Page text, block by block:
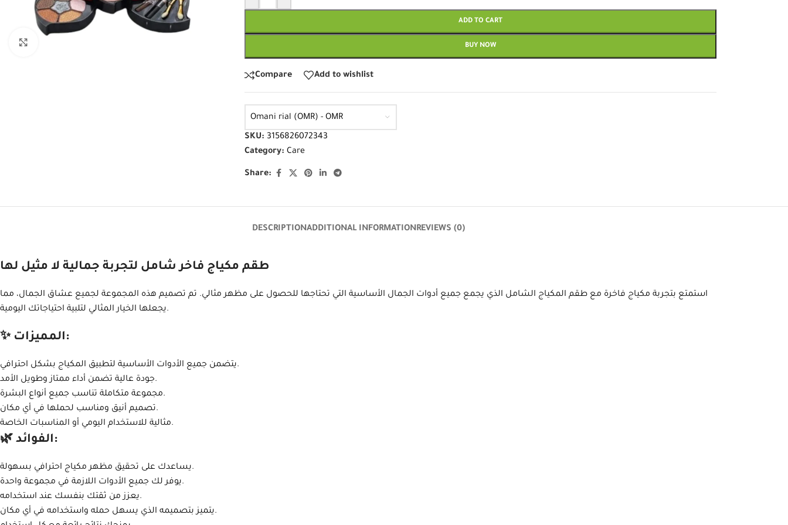
ADD TO CART
BUY NOW
Compare Add to wishlist
Omani rial (OMR) - OMR
SKU: 3156826072343
Category: Care
Share:
DESCRIPTIONADDITIONAL INFORMATIONREVIEWS (0)
طقم مكياج فاخر شامل لتجربة جمالية لا مثيل لها
استمتع بتجربة مكياج فاخرة مع طقم المكياج الشامل الذي يجمع جميع أدوات الجمال الأساسية التي تحتاجها للحصول على مظهر مثالي. تم تصميم هذه المجموعة لجميع عشاق الجمال، مما
يجعلها الخيار المثالي لتلبية احتياجاتك اليومية.
✨ المميزات:
يتضمن جميع الأدوات الأساسية لتطبيق المكياج بشكل احترافي.
جودة عالية تضمن أداء ممتاز وطويل الأمد.
مجموعة متكاملة تناسب جميع أنواع البشرة.
تصميم أنيق ومناسب لحملها في أي مكان.
مثالية للاستخدام اليومي أو المناسبات الخاصة.
🌿 الفوائد:
يساعدك على تحقيق مظهر مكياج احترافي بسهولة.
يوفر لك جميع الأدوات اللازمة في مجموعة واحدة.
يعزز من ثقتك بنفسك عند استخدامه.
يتميز بتصميمه الذي يسهل حمله واستخدامه في أي مكان.